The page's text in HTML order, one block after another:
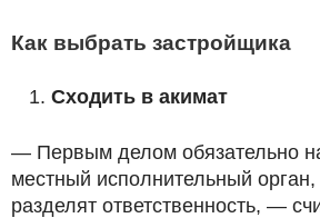
Как выбрать застройщика
Сходить в акимат
— Первым делом обязательно
местный исполнительный орган,
разделят ответственность, —